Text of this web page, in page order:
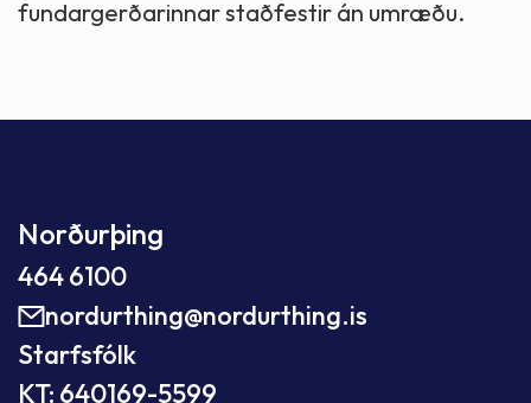
fundargerðarinnar staðfestir án umræðu.
Norðurþing
464 6100
nordurthing@nordurthing.is
Starfsfólk
KT: 640169-5599